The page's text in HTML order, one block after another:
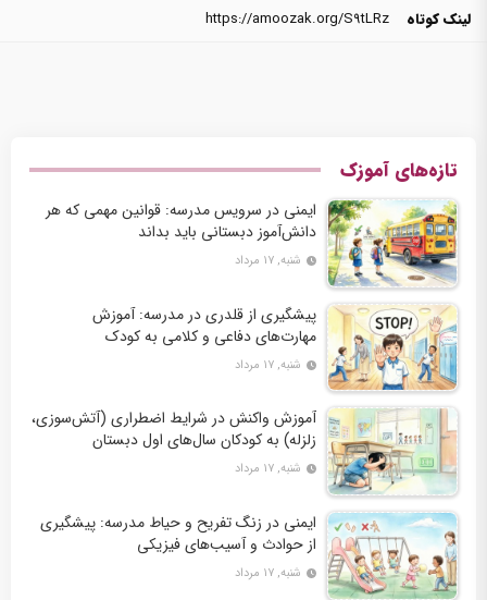
لینک کوتاه
https://amoozak.org/S9tLRz
تازه‌های آموزک
ایمنی در سرویس مدرسه: قوانین مهمی که هر
دانش‌آموز دبستانی باید بداند
شنبه, ۱۷ مرداد
پیشگیری از قلدری در مدرسه: آموزش
مهارت‌های دفاعی و کلامی به کودک
شنبه, ۱۷ مرداد
آموزش واکنش در شرایط اضطراری (آتش‌سوزی،
زلزله) به کودکان سال‌های اول دبستان
شنبه, ۱۷ مرداد
ایمنی در زنگ تفریح و حیاط مدرسه: پیشگیری
از حوادث و آسیب‌های فیزیکی
شنبه, ۱۷ مرداد